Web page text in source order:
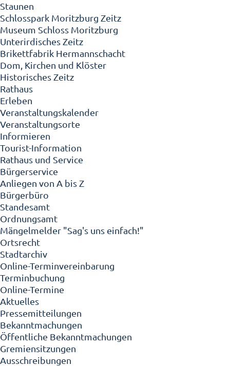
Staunen
Schlosspark Moritzburg Zeitz
Museum Schloss Moritzburg
Unterirdisches Zeitz
Brikettfabrik Hermannschacht
Dom, Kirchen und Klöster
Historisches Zeitz
Rathaus
Erleben
Veranstaltungskalender
Veranstaltungsorte
Informieren
Tourist-Information
Rathaus und Service
Bürgerservice
Anliegen von A bis Z
Bürgerbüro
Standesamt
Ordnungsamt
Mängelmelder "Sag's uns einfach!"
Ortsrecht
Stadtarchiv
Online-Terminvereinbarung
Terminbuchung
Online-Termine
Aktuelles
Pressemitteilungen
Bekanntmachungen
Öffentliche Bekanntmachungen
Gremiensitzungen
Ausschreibungen